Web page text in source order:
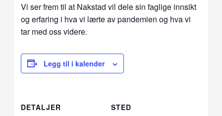
Vi ser frem til at Nakstad vil dele sin faglige innsikt
og erfaring i hva vi lærte av pandemien og hva vi
tar med oss videre.
Legg til i kalender
DETALJER
STED